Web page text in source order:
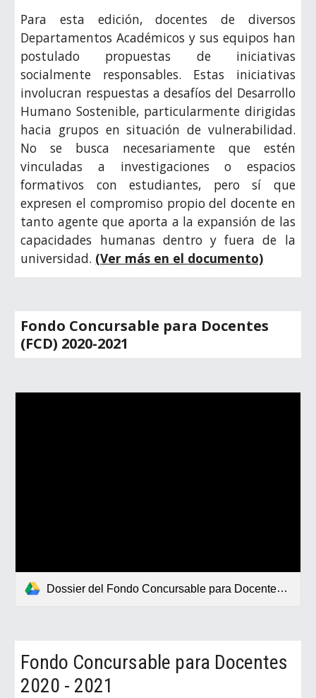
Para esta edición, docentes de diversos
Departamentos Académicos y sus equipos han
postulado propuestas de iniciativas
socialmente responsables. Estas iniciativas
involucran respuestas a desafíos del Desarrollo
Humano Sostenible, particularmente dirigidas
hacia grupos en situación de vulnerabilidad.
No se busca necesariamente que estén
vinculadas a investigaciones o espacios
formativos con estudiantes, pero sí que
expresen el compromiso propio del docente en
tanto agente que aporta a la expansión de las
capacidades humanas dentro y fuera de la
universidad. (Ver más en el documento)
Fondo Concursable para Docentes
(FCD) 2020-2021
Dossier del Fondo Concursable para Docentes 2020-2021.pdf
Fondo Concursable para Docentes
2020 - 2021